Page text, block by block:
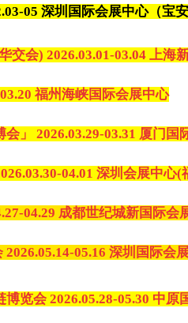
05 深圳国际会展中心（宝安
交会) 2026.03.01-03.04 上海
福州海峡国际会展中心
」 2026.03.29-03.31 厦门国
04.01 深圳会展中心(
04.29 成都世纪城新国际会
05.16 深圳国际会
览会 2026.05.28-05.30 中原